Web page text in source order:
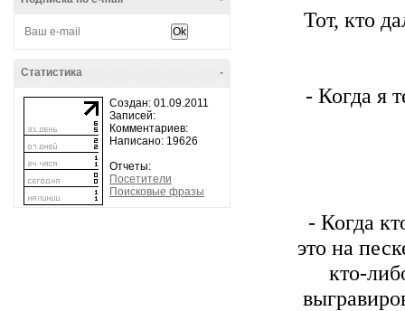
-
Статистика
Создан: 01.09.2011
Записей:
Комментариев:
Написано: 19626
Отчеты:
Посетители
Поисковые фразы
Тот, кто
- Когда я
- Когда
это на
кто-